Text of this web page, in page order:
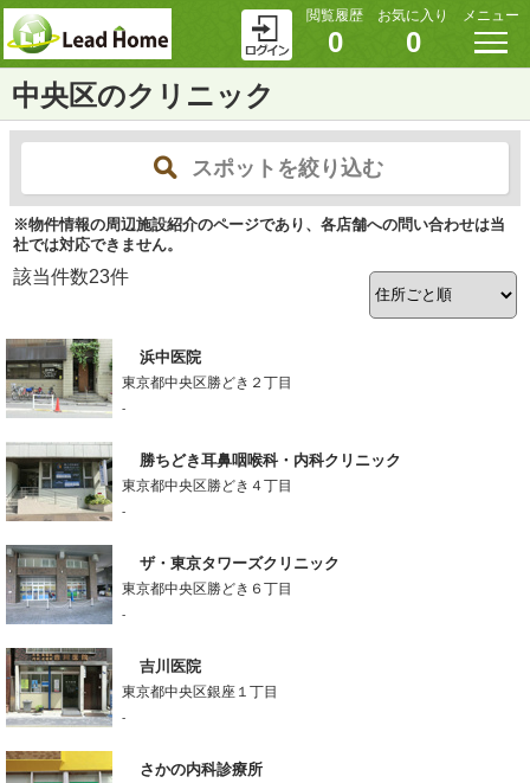
閲覧履歴
0
お気に入り
0
メニュー
中央区のクリニック
スポットを絞り込む
※物件情報の周辺施設紹介のページであり、各店舗への問い合わせは当
社では対応できません。
該当件数23件
浜中医院
東京都中央区勝どき２丁目
-
勝ちどき耳鼻咽喉科・内科クリニック
東京都中央区勝どき４丁目
-
ザ・東京タワーズクリニック
東京都中央区勝どき６丁目
-
吉川医院
東京都中央区銀座１丁目
-
さかの内科診療所